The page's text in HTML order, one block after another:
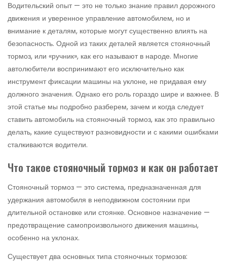
Водительский опыт — это не только знание правил дорожного
движения и уверенное управление автомобилем, но и
внимание к деталям, которые могут существенно влиять на
безопасность. Одной из таких деталей является стояночный
тормоз, или «ручник», как его называют в народе. Многие
автолюбители воспринимают его исключительно как
инструмент фиксации машины на уклоне, не придавая ему
должного значения. Однако его роль гораздо шире и важнее. В
этой статье мы подробно разберем, зачем и когда следует
ставить автомобиль на стояночный тормоз, как это правильно
делать, какие существуют разновидности и с какими ошибками
сталкиваются водители.
Что такое стояночный тормоз и как он работает
Стояночный тормоз — это система, предназначенная для
удержания автомобиля в неподвижном состоянии при
длительной остановке или стоянке. Основное назначение —
предотвращение самопроизвольного движения машины,
особенно на уклонах.
Существует два основных типа стояночных тормозов: